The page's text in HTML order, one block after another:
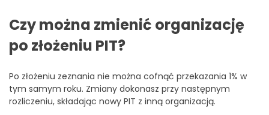
Czy można zmienić organizację
po złożeniu PIT?
Po złożeniu zeznania nie można cofnąć przekazania 1% w
tym samym roku. Zmiany dokonasz przy następnym
rozliczeniu, składając nowy PIT z inną organizacją.